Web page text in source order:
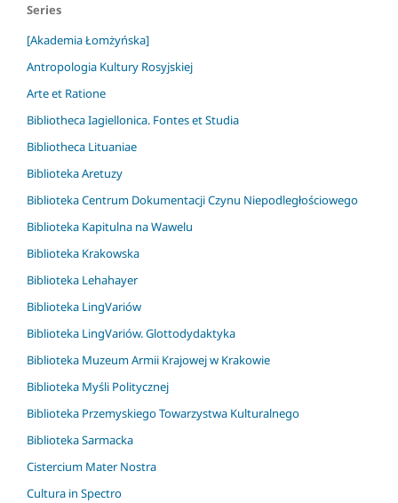
Series
[Akademia Łomżyńska]
Antropologia Kultury Rosyjskiej
Arte et Ratione
Bibliotheca Iagiellonica. Fontes et Studia
Bibliotheca Lituaniae
Biblioteka Aretuzy
Biblioteka Centrum Dokumentacji Czynu Niepodległościowego
Biblioteka Kapitulna na Wawelu
Biblioteka Krakowska
Biblioteka Lehahayer
Biblioteka LingVariów
Biblioteka LingVariów. Glottodydaktyka
Biblioteka Muzeum Armii Krajowej w Krakowie
Biblioteka Myśli Politycznej
Biblioteka Przemyskiego Towarzystwa Kulturalnego
Biblioteka Sarmacka
Cistercium Mater Nostra
Cultura in Spectro